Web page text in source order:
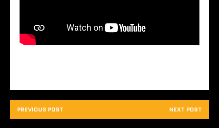
PREVIOUS POST NEXT POST